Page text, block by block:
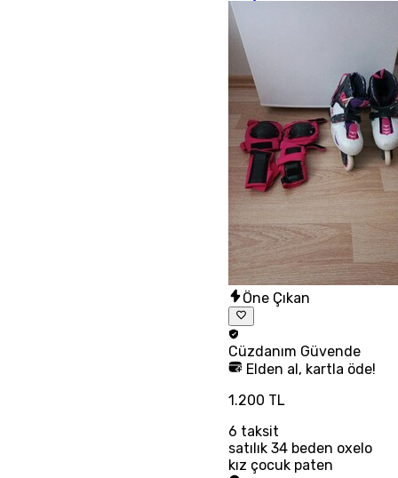
Öne Çıkan
Cüzdanım Güvende
Elden al, kartla öde!
1.200 TL
6 taksit
satılık 34 beden oxelo
kız çocuk paten